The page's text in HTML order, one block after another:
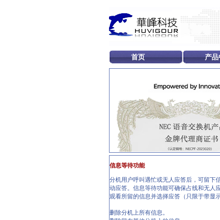
首页 产品
信息等待功能
分机用户呼叫遇忙或无人应答后，可留下
动应答。信息等待功能可确保占线和无人
观看所留的信息并选择应答（只限于带显
删除分机上所有信息。